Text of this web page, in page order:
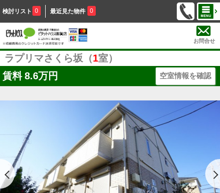
検討リスト 0 最近見た物件 0
お問合せ
ラプリマさくら坂（1室）
賃料 8.6万円 空室情報を確認